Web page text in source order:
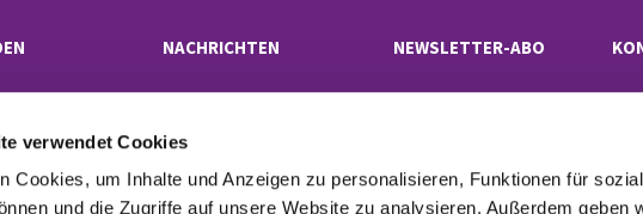
verwendet Cookies
Cookies, um Inhalte und Anzeigen zu personalisieren, Funktionen für
und die Zugriffe auf unsere Website zu analysieren. Außerdem geben
NACHRICHTEN NEWSLETTER-ABO
· Rübelandstraße 9 B, 12053 Berlin
superintendentur(at)kk-neukoelln.de